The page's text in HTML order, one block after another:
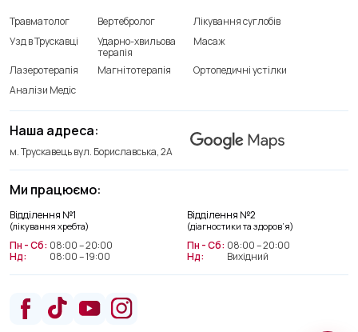
Ми працюємо:
Відділення №1
(лікування хребта)
Пн - Сб: 08:00 – 20:00
Нд:
08:00 – 19:00
Відділення №2
(діагностики та здоров’я)
Пн - Сб: 08:00 – 20:00
Нд:
Вихідний
Наша адреса:
м. Трускавець вул. Бориславська, 2А
Травматолог Вертебролог
Лікування суглобів
Узд в Трускавці
Ударно-хвильова
терапія
Масаж
Лазеротерапія Магнітотерапія
Ортопедичні устілки
Аналізи Медіс
+38(066) 209 52 46
Відділення діагностики та
здоров’я